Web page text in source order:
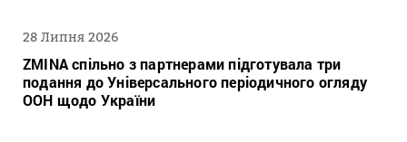
28 Липня 2026
ZMINA спільно з партнерами підготувала три
подання до Універсального періодичного огляду
ООН щодо України